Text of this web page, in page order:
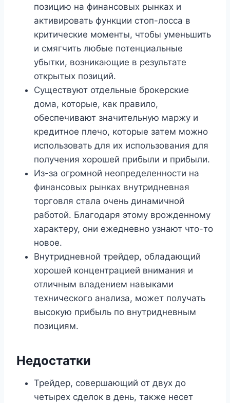
позицию на финансовых рынках и
активировать функции стоп-лосса в
критические моменты, чтобы уменьшить
и смягчить любые потенциальные
убытки, возникающие в результате
открытых позиций.
Существуют отдельные брокерские
дома, которые, как правило,
обеспечивают значительную маржу и
кредитное плечо, которые затем можно
использовать для их использования для
получения хорошей прибыли и прибыли.
Из-за огромной неопределенности на
финансовых рынках внутридневная
торговля стала очень динамичной
работой. Благодаря этому врожденному
характеру, они ежедневно узнают что-то
новое.
Внутридневной трейдер, обладающий
хорошей концентрацией внимания и
отличным владением навыками
технического анализа, может получать
высокую прибыль по внутридневным
позициям.
Недостатки
Трейдер, совершающий от двух до
четырех сделок в день, также несет